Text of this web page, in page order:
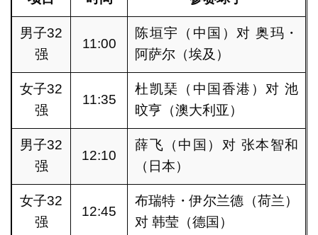
男子32
强
11:00
陈垣宇（中国）对 奥玛・
阿萨尔（埃及）
女子32
强
11:35
杜凯琹（中国香港）对 池
旼亨（澳大利亚）
男子32
强
12:10
薛飞（中国）对 张本智和
（日本）
女子32
强
12:45
布瑞特・伊尔兰德（荷兰）
对 韩莹（德国）